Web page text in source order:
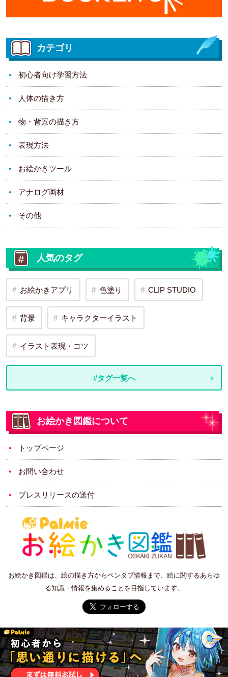
カテゴリ
初心者向け学習方法
人体の描き方
物・背景の描き方
表現方法
お絵かきツール
アナログ画材
その他
人気のタグ
お絵かきアプリ 色塗り CLIP STUDIO
背景 キャラクターイラスト
イラスト表現・コツ
#タグ一覧へ
お絵かき図鑑について
トップページ
お問い合わせ
プレスリリースの送付
お絵かき図鑑は、絵の描き方からペンタブ情報まで、絵に関するあらゆ
る知識・情報を集めることを目指しています。